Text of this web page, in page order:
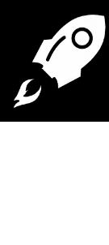
Přeskočit
obsah